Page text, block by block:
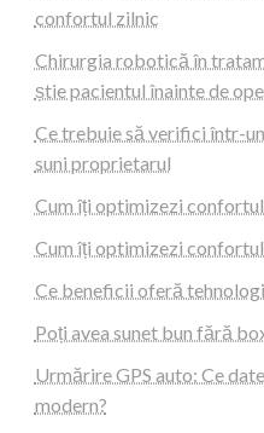
confortul zilnic
Chirurgia robotică în
știe pacientul înainte de
Ce trebuie să verifici într-
suni proprietarul
Cum îți optimizezi
Cum îți optimizezi
Ce beneficii oferă
Poți avea sunet bun fără
Urmărire GPS auto: Ce
modern?